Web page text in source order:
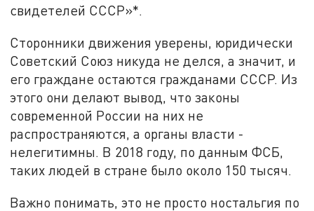
свидетелей СССР»*.
Сторонники движения уверены, юридически
Советский Союз никуда не делся, а значит, и
его граждане остаются гражданами СССР. Из
этого они делают вывод, что законы
современной России на них не
распространяются, а органы власти -
нелегитимны. В 2018 году, по данным ФСБ,
таких людей в стране было около 150 тысяч.
Важно понимать, это не просто ностальгия по